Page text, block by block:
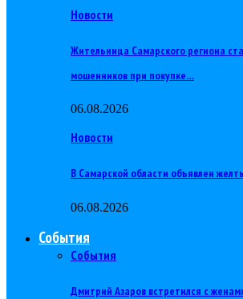
Новости
Жительница Самарского региона
мошенников при покупке…
06.08.2026
Новости
В Самарской области объявлен
06.08.2026
События
События
Дмитрий Азаров встретился с